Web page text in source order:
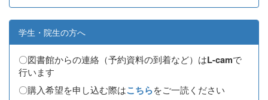
学生・院生の方へ
〇図書館からの連絡（予約資料の到着など）はL-camで
行います
〇購入希望を申し込む際はこちらをご一読ください